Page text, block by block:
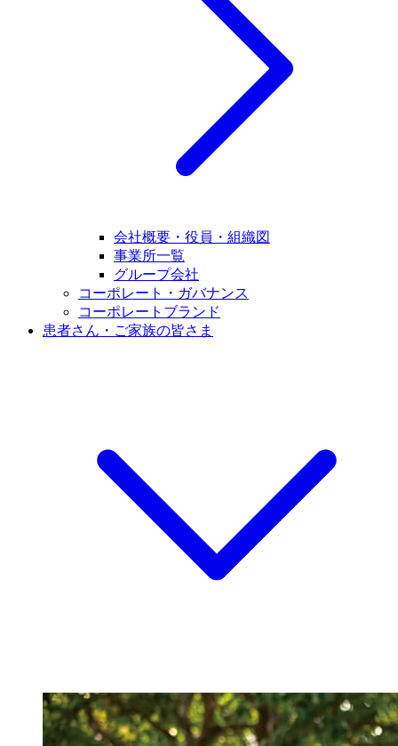
会社概要・役員・組織図
事業所一覧
グループ会社
コーポレート・ガバナンス
コーポレートブランド
患者さん・ご家族の皆さま